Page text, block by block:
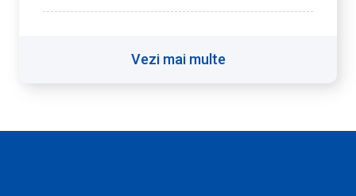
Vezi mai multe